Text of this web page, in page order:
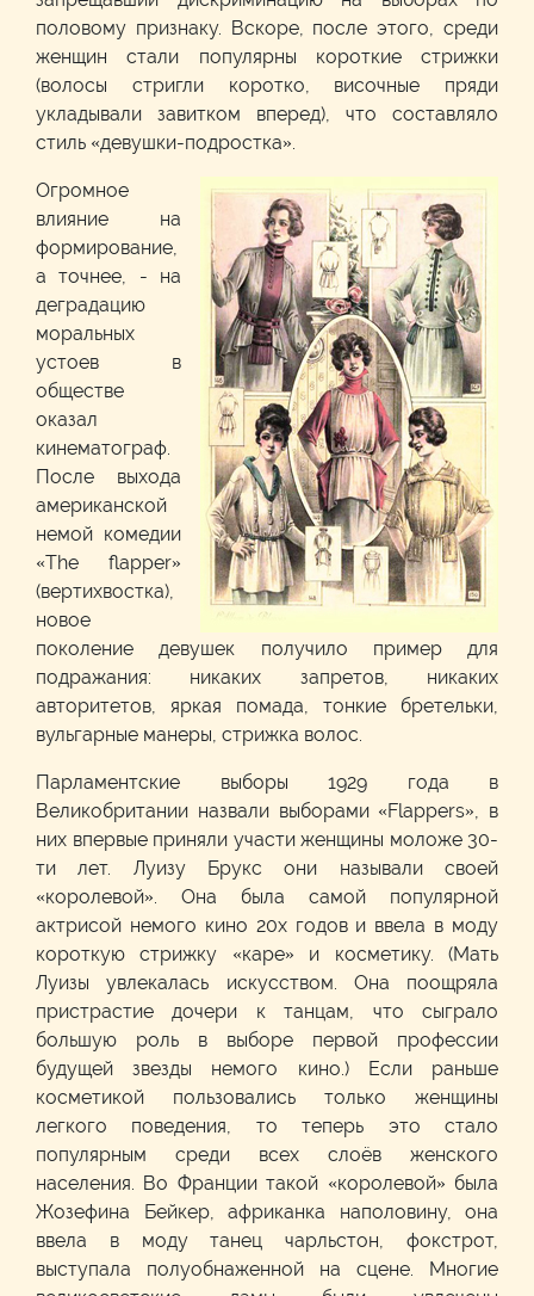
половому признаку. Вскоре, после этого, среди
женщин стали популярны короткие стрижки
(волосы стригли коротко, височные пряди
укладывали завитком вперед), что составляло
стиль «девушки-подростка».
Огромное
влияние на
формирование,
а точнее, - на
деградацию
моральных
устоев в
обществе
оказал
кинематограф.
После выхода
американской
немой комедии
«The flapper»
(вертихвостка),
новое
поколение девушек получило пример для
подражания: никаких запретов, никаких
авторитетов, яркая помада, тонкие бретельки,
вульгарные манеры, стрижка волос.
Парламентские выборы 1929 года в
Великобритании назвали выборами «Flappers», в
них впервые приняли участи женщины моложе 30-
ти лет. Луизу Брукс они называли своей
«королевой». Она была самой популярной
актрисой немого кино 20х годов и ввела в моду
короткую стрижку «каре» и косметику. (Мать
Луизы увлекалась искусством. Она поощряла
пристрастие дочери к танцам, что сыграло
большую роль в выборе первой профессии
будущей звезды немого кино.) Если раньше
косметикой пользовались только женщины
легкого поведения, то теперь это стало
популярным среди всех слоёв женского
населения. Во Франции такой «королевой» была
Жозефина Бейкер, африканка наполовину, она
ввела в моду танец чарльстон, фокстрот,
выступала полуобнаженной на сцене. Многие